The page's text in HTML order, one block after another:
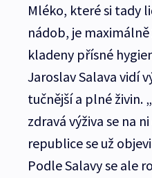
Mléko, které si tady
nádob, je
kladeny přísné
Jaroslav Salava vidí
tučnější a plné živin.
zdravá výživa se na
republice se už
Podle Salavy se ale